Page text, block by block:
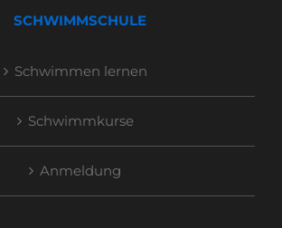
SCHWIMMSCHULE
Schwimmen lernen
Schwimmkurse
Anmeldung